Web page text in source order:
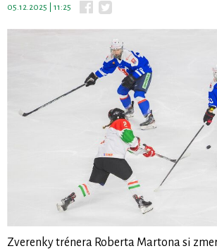
05.12.2025 | 11:25
Zverenky trénera Roberta Martona si